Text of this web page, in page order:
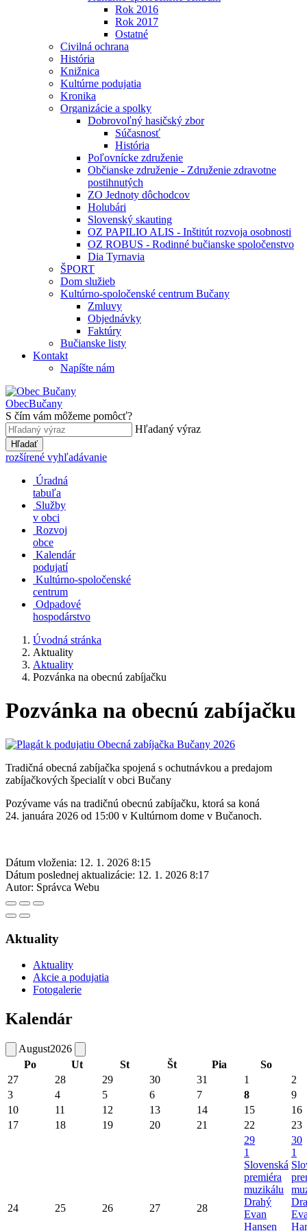
Rok 2016
Rok 2017
Ostatné
Civilná ochrana
História
Knižnica
Kultúrne podujatia
Kronika
Organizácie a spolky
Dobrovoľný hasičský zbor
Súčasnosť
História
Poľovnícke združenie
Občianske združenie - Združenie zdravotne
postihnutých
ZO Jednoty dôchodcov
Holubári
Slovenský skauting
OZ PAPILIO ALIS - Inštitút rozvoja osobnosti
OZ ROBUS - Rodinné bučianske spoločenstvo
Dia Tyrnavia
ŠPORT
Dom služieb
Kultúrno-spoločenské centrum Bučany
Zmluvy
Objednávky
Faktúry
Bučianske listy
Kontakt
Napíšte nám
ObecBučany
S čím vám môžeme pomôcť?
Hľadaný výraz
Hľadať
rozšírené vyhľadávanie
Úradná
tabuľa
Služby
v obci
Rozvoj
obce
Kalendár
podujatí
Kultúrno-spoločenské
centrum
Odpadové
hospodárstvo
Úvodná stránka
Aktuality
Aktuality
Pozvánka na obecnú zabíjačku
Pozvánka na obecnú zabíjačku
Tradičná obecná zabíjačka spojená s ochutnávkou a predajom
zabíjačkových špecialít v obci Bučany
Pozývame vás na tradičnú obecnú zabíjačku, ktorá sa koná
24. januára 2026 od 15:00 v Kultúrnom dome v Bučanoch.
Dátum vloženia: 12. 1. 2026 8:15
Dátum poslednej aktualizácie: 12. 1. 2026 8:17
Autor: Správca Webu
Aktuality
Aktuality
Akcie a podujatia
Fotogalerie
Kalendár
August2026
Po
Ut St Št Pia
So
27
28 29 30 31 1
2
3
4 5 6 7 8
9
10
11 12 13 14 15
16
17
18 19 20 21 22 23
24 25 26 27 28
29
1
Slovenská
premiéra
muzikálu
Drahý
Evan
Hansen
30
1